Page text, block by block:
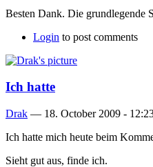
Besten Dank. Die grundlegende
Login to post comments
Ich hatte
Drak — 18. October 2009 -
Ich hatte mich heute beim
Sieht gut aus, finde ich.